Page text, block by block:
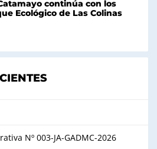
continúa con los
Ecológico de Las Colinas
Nº 003-JA-GADMC-2026